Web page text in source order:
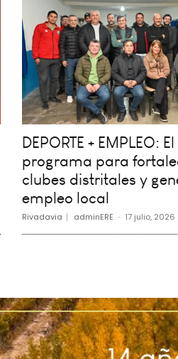
DEPORTE + EMPLEO:
programa para
clubes distritales y
empleo local
Rivadavia adminERE - 17 julio, 2026